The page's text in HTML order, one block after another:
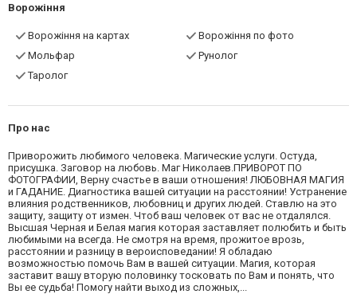
Ворожіння
Ворожіння на картах
Ворожіння по фото
Мольфар
Рунолог
Таролог
Про нас
Приворожить любимого человека. Магические услуги. Остуда,
присушка. Заговор на любовь. Маг Николаев.ПРИВОРОТ ПО
ФОТОГРАФИИ, Верну счастье в ваши отношения! ЛЮБОВНАЯ МАГИЯ
и ГАДАНИЕ. Диагностика вашей ситуации на расстоянии! Устранение
влияния родственников, любовниц и других людей. Ставлю на это
защиту, защиту от измен. Чтоб ваш человек от вас не отдалялся.
Высшая Черная и Белая магия которая заставляет полюбить и быть
любимыми на всегда. Не смотря на время, прожитое врозь,
расстоянии и разницу в вероисповедании! Я обладаю
возможностью помочь Вам в вашей ситуации. Магия, которая
заставит вашу вторую половинку тосковать по Вам и понять, что
Вы ее судьба! Помогу найти выход из сложных,...